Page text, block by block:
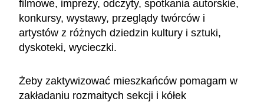
filmowe, imprezy, odczyty, spotkania autorskie,
konkursy, wystawy, przeglądy twórców i
artystów z różnych dziedzin kultury i sztuki,
dyskoteki, wycieczki.
Żeby zaktywizować mieszkańców pomagam w
zakładaniu rozmaitych sekcji i kółek